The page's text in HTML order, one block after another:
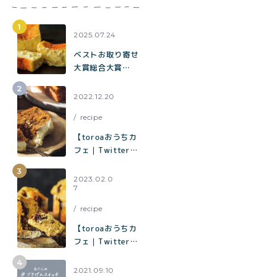
2025.07.24
ベストお取り寄せ
大賞総合大賞
の催事に出店中。
2022.12.20
recipe
【toroaおうちカ
フェ｜Twitterで
題】混ぜて焼くだ
けでお店の味「キ
の作り方
2023.02.0
7
recipe
【toroaおうちカ
フェ｜Twitterで
題】混ぜて焼くだ
2021.09.10